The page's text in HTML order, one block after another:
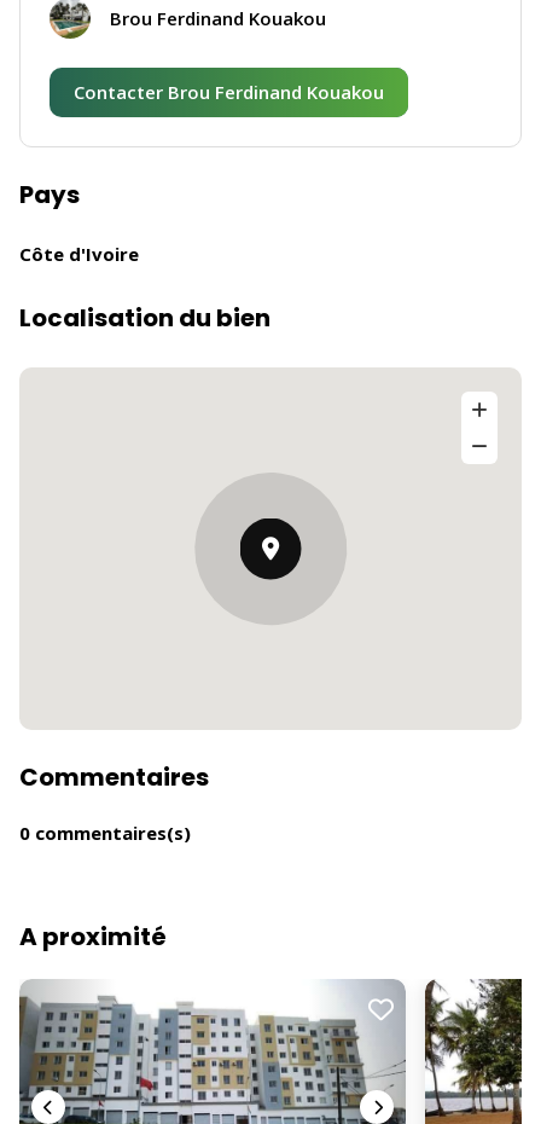
Brou Ferdinand Kouakou
Contacter Brou Ferdinand Kouakou
Pays
Côte d'Ivoire
Localisation du bien
Commentaires
0 commentaires(s)
A proximité